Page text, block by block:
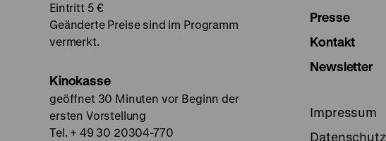
Eintritt 5 €
Geänderte Preise sind im Programm
vermerkt.
Kinokasse
geöffnet 30 Minuten vor Beginn der
ersten Vorstellung
Tel. + 49 30 20304-770
Presse
Kontakt
Newsletter
Impressum
Datenschutz